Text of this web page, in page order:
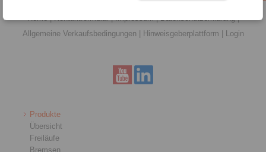
Allgemeine Verkaufsbedingungen | Hinweisgeberplattform | Login
Produkte
Übersicht
Freiläufe
Bremsen